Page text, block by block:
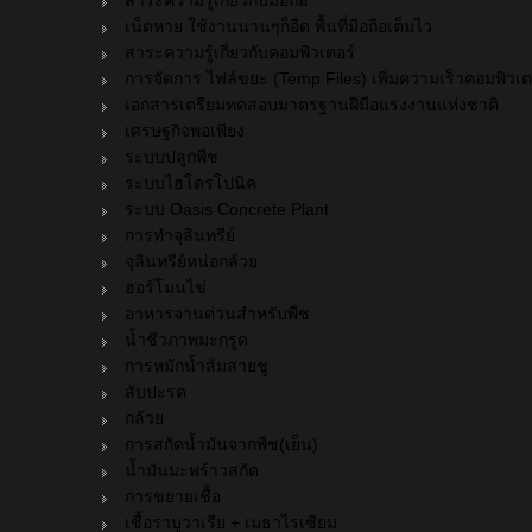
เน็ตหาย ใช้งานนานๆก็อืด พื้นที่มือถือเต็มไว
สาระความรู้เกี่ยวกับคอมพิวเตอร์
การจัดการ ไฟล์ขยะ (Temp Files) เพิ่มความเร็วคอมพิวเ
เอกสารเตรียมทดสอบมาตรฐานฝีมือแรงงานแห่งชาติ
เศรษฐกิจพอเพียง
ระบบปลูกพืช
ระบบไฮโดรโปนิค
ระบบ Oasis Concrete Plant
การทำจุลินทรีย์
จุลินทรีย์หน่อกล้วย
ฮอร์โมนไข่
อาหารจานด่วนสำหรับพืช
น้ำชีวภาพมะกรูด
การหมักน้ำส้มสายชู
สับปะรด
กล้วย
การสกัดน้ำมันจากพืช(เย็น)
น้ำมันมะพร้าวสกัด
การขยายเชื้อ
เชื้อราบูวาเรีย + เมธาไรเซียม